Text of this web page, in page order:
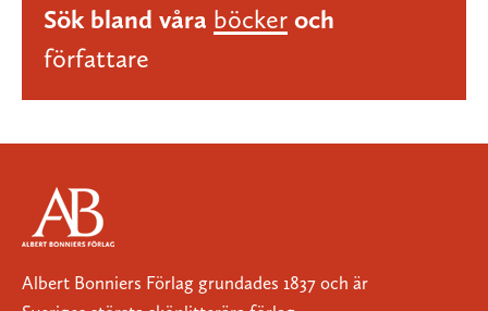
Sök bland våra böcker och
författare
Albert Bonniers Förlag grundades 1837 och är